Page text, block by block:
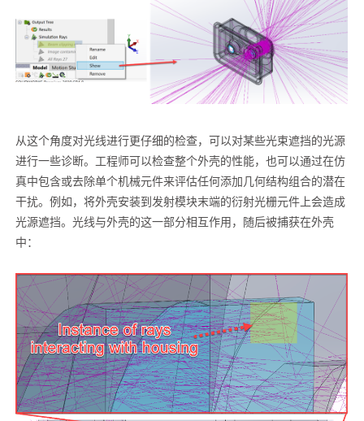
从这个角度对光线进行更仔细的检查，可以对某些光束遮挡的光源
进行一些诊断。工程师可以检查整个外壳的性能，也可以通过在仿
真中包含或去除单个机械元件来评估任何添加几何结构组合的潜在
干扰。例如，将外壳安装到发射模块末端的衍射光栅元件上会造成
光源遮挡。光线与外壳的这一部分相互作用，随后被捕获在外壳
中：